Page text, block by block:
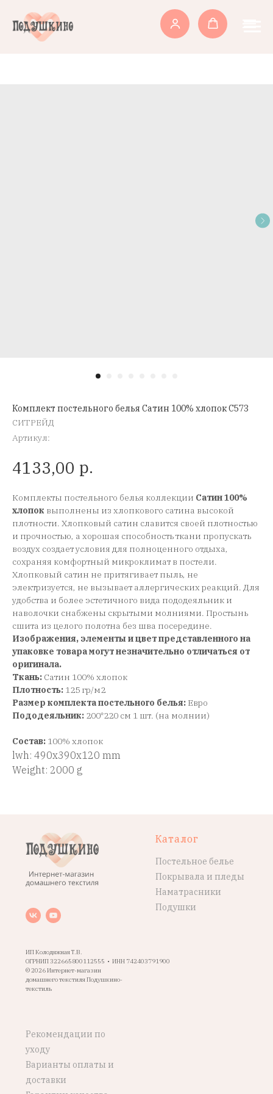
Комплект постельного белья Сатин 100% хлопок C573
СИТРЕЙД
Артикул:
4133,00 р.
Комплекты постельного белья коллекции Сатин 100%
хлопок выполнены из хлопкового сатина высокой
плотности. Хлопковый сатин славится своей плотностью
и прочностью, а хорошая способность ткани пропускать
воздух создает условия для полноценного отдыха,
сохраняя комфортный микроклимат в постели.
Хлопковый сатин не притягивает пыль, не
электризуется, не вызывает аллергических реакций. Для
удобства и более эстетичного вида пододеяльник и
наволочки снабжены скрытыми молниями. Простынь
сшита из целого полотна без шва посередине.
Изображения, элементы и цвет представленного на
упаковке товара могут незначительно отличаться от
оригинала.
Ткань: Сатин 100% хлопок
Плотность: 125 гр/м2
Размер комплекта постельного белья: Евро
Пододеяльник: 200*220 см 1 шт. (на молнии)
Состав: 100% хлопок
lwh: 490x390x120 mm
Weight: 2000 g
ИП Колодяжная Т.В.
ОГРНИП 322665800112555 • ИНН 742403791900
© 2026 Интернет-магазин
домашнего текстиля Подушкино-
текстиль
Каталог
Постельное белье
Покрывала и пледы
Наматрасники
Подушки
Рекомендации по
уходу
Варианты оплаты и
доставки